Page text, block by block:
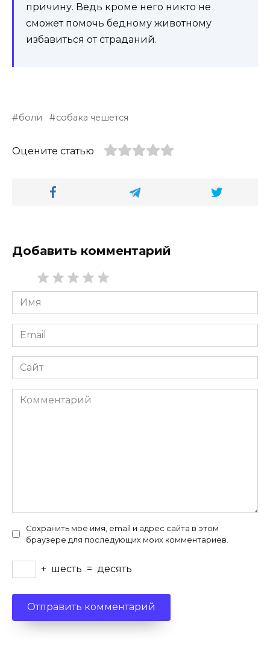
причину. Ведь кроме него никто не
сможет помочь бедному животному
избавиться от страданий.
боли собака чешется
Оцените статью
Добавить комментарий
Имя
*
Email
*
Сайт
Комментарий
Сохранить моё имя, email и адрес сайта в этом
браузере для последующих моих комментариев.
+ шесть = десять